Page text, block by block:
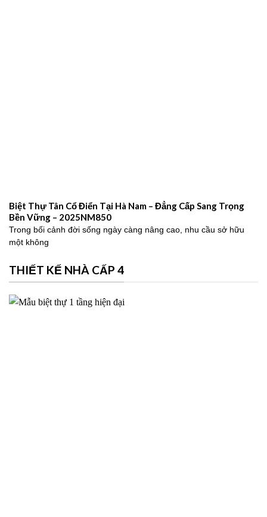
Biệt Thự Tân Cổ Điển Tại Hà Nam – Đẳng Cấp Sang Trọng
Bền Vững – 2025NM850
Trong bối cảnh đời sống ngày càng nâng cao, nhu cầu sở hữu
một không
THIẾT KẾ NHÀ CẤP 4